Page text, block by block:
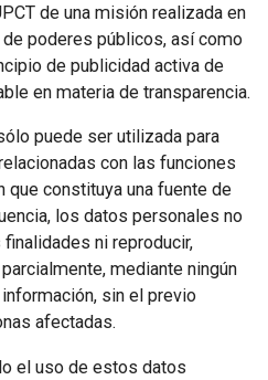
de una misión realizada en
poderes públicos, así como
de publicidad activa de
en materia de transparencia.
puede ser utilizada para
con las funciones
que constituya una fuente de
los datos personales no
ni reproducir,
mediante ningún
sin el previo
afectadas.
el uso de estos datos